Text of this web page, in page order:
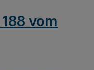
vom